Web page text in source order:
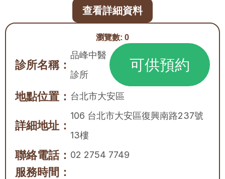
瀏覽數: 0
診所名稱：
品峰中醫
診所
可供預約
地點位置： 台北市大安區
詳細地址：
106 台北市大安區復興南路237號
13樓
聯絡電話： 02 2754 7749
服務時間：
查看詳細資料